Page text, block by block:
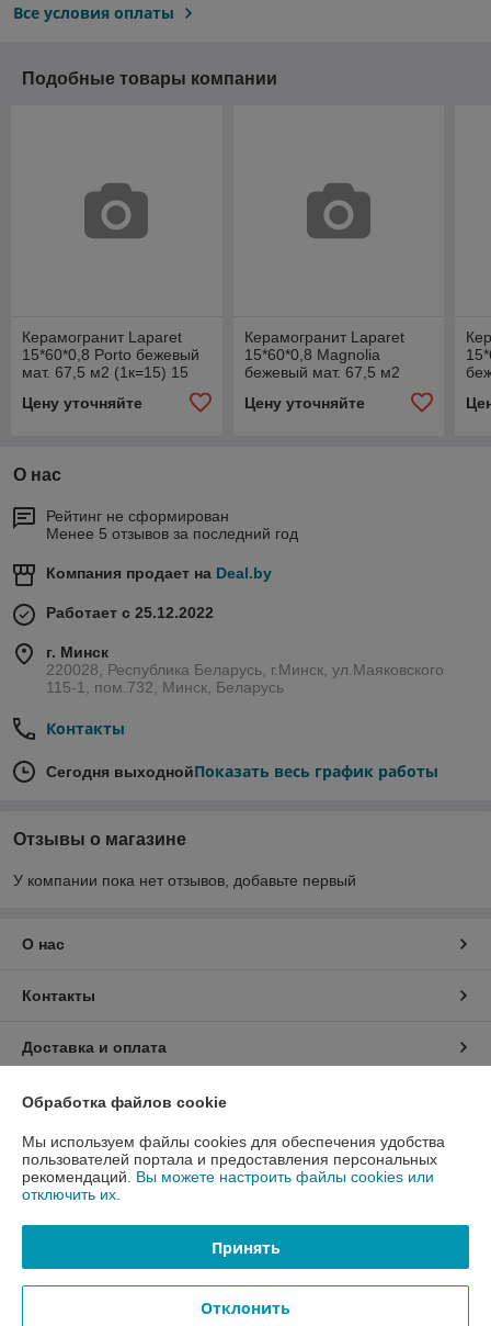
Все условия оплаты
Подобные товары компании
Керамогранит Laparet
15*60*0,8 Porto бежевый
мат. 67,5 м2 (1к=15) 15
Цену уточняйте
Керамогранит Laparet
15*60*0,8 Magnolia
бежевый мат. 67,5 м2
Цену уточняйте
О нас
Рейтинг не сформирован
Менее 5 отзывов за последний год
Компания продает на Deal.by
Работает с 25.12.2022
г. Минск
220028, Республика Беларусь, г.Минск, ул.Маяковского
115-1, пом.732, Минск, Беларусь
Контакты
Сегодня выходнойПоказать весь график работы
Отзывы о магазине
У компании пока нет отзывов, добавьте первый
О нас
Контакты
Доставка и оплата
График работы
Полная версия сайта
Политика обработки cookies
Сайт создан на платформе Deal.by
Обработка файлов cookie
Мы используем файлы cookies для обеспечения удобства
пользователей портала и предоставления персональных
рекомендаций. Вы можете настроить файлы cookies или
отключить их.
Принять
Отклонить